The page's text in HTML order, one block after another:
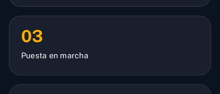
03
Puesta en marcha